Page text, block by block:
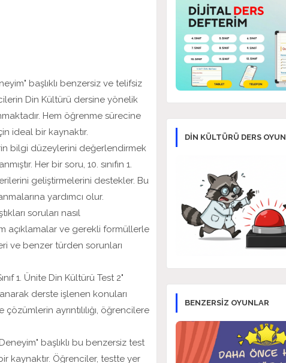
başlıklı benzersiz ve telifsiz
Din Kültürü dersine yönelik
Hem öğrenme sürecine
ideal bir kaynaktır.
bilgi düzeylerini değerlendirmek
Her bir soru, 10. sınıfın 1.
geliştirmelerini destekler. Bu
yardımcı olur.
soruları nasıl
açıklamalar ve gerekli formüllerle
ve benzer türden sorunları
1. Ünite Din Kültürü Test 2"
derste işlenen konuları
ayrıntılılığı, öğrencilere
başlıklı bu benzersiz test
kaynaktır. Öğrenciler, testte yer
DİN KÜLTÜRÜ DERS
BENZERSİZ OYUNLAR